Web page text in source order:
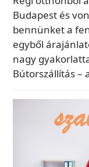
Budapest és
bennünket a
egyből
nagy
Bútorszállítás –